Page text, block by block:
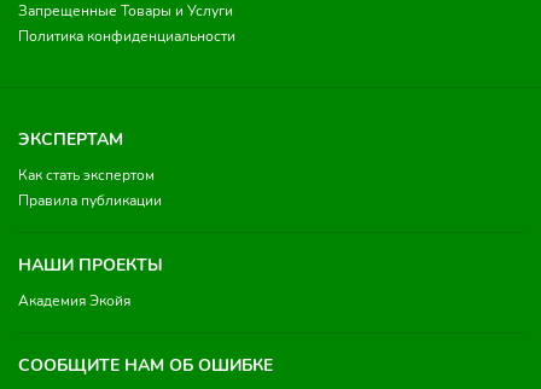
Запрещенные Товары и Услуги
Политика конфиденциальности
ЭКСПЕРТАМ
Как стать экспертом
Правила публикации
НАШИ ПРОЕКТЫ
Академия Экойя
СООБЩИТЕ НАМ ОБ ОШИБКЕ